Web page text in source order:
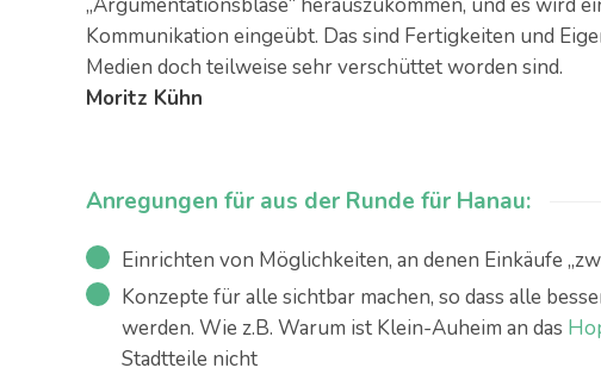
Kommunikation eingeübt. Das sind Fertigkeiten und
Medien doch teilweise sehr verschüttet worden sind.
Moritz Kühn
Anregungen für aus der Runde für Hanau:
Einrichten von Möglichkeiten, an denen Einkäufe
Konzepte für alle sichtbar machen, so dass alle
werden. Wie z.B. Warum ist Klein-Auheim an das
Stadtteile nicht